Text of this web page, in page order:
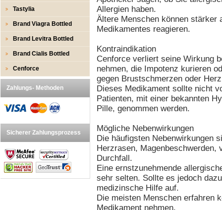
Tastylia
Brand Viagra Bottled
Brand Levitra Bottled
Brand Cialis Bottled
Cenforce
Zahlungs- Methoden
Sicherer Zahlungsprozess
Allergien haben.
Ältere Menschen können stärker
Medikamentes reagieren.
Kontraindikation
Cenforce verliert seine Wirkung
nehmen, die Impotenz kurieren
gegen Brustschmerzen oder
Dieses Medikament sollte nicht
Patienten, mit einer bekannten
Pille, genommen werden.
Mögliche Nebenwirkungen
Die häufigsten Nebenwirkungen
Herzrasen, Magenbeschwerden,
Durchfall.
Eine ernstzunehmende
sehr selten. Sollte es jedoch
medizinsche Hilfe auf.
Die meisten Menschen erfahren
Medikament nehmen.